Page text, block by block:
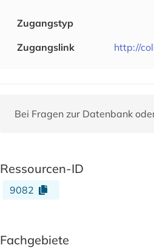
Zugangstyp
Zugangslink
http://
Bei Fragen zur Datenbank
Ressourcen-ID
9082
Fachgebiete